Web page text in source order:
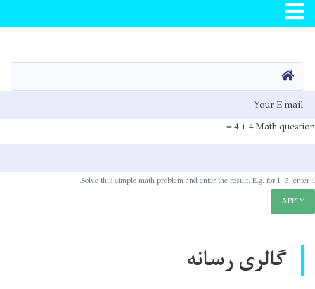
content
صفحه اصلی
E-mail
Math question
4 + 4 =
Solve this simple math problem and enter the result. E.g. for 1+3, enter 4.
APPLY
گالری رسانه